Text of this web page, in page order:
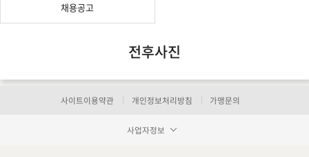
채용공고
전후사진
사이트이용약관 개인정보처리방침 가맹문의
사업자정보